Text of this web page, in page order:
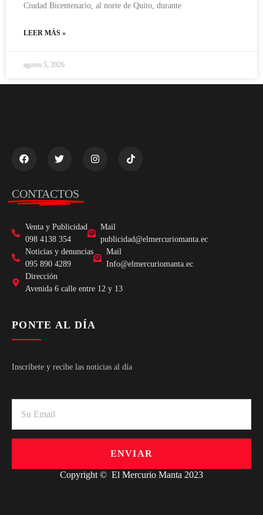
Ciudad Bicentenario, al norte de Quito, durante
LEER MÁS »
agosto 5, 2026
CONTACTOS
Venta y Publicidad
098 4138 354
Mail
publicidad@elmercuriomanta.ec
Noticias y denuncias
095 890 4289
Mail
Info@elmercuriomanta.ec
Dirección
Avenida 6 calle entre 12 y 13
PONTE AL DÍA
Inscríbete y recibe las noticias al día
ENVIAR
Copyright © El Mercurio Manta 2023